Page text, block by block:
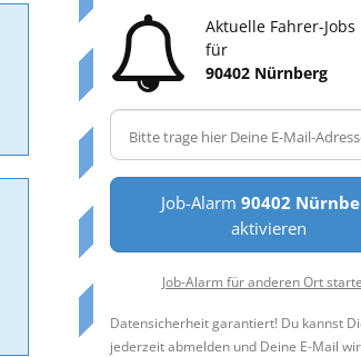
Aktuelle Fahrer-
für
90402 Nürnberg
Job-Alarm90402
aktivieren
Job-Alarm für anderen Ort
Datensicherheit garantiert! Du kannst
jederzeit abmelden und Deine E-Mail